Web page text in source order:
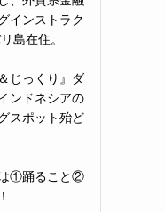
インストラク
島在住。
じっくり』ダ
ンドネシアの
スポット殆ど
は①踊ること②